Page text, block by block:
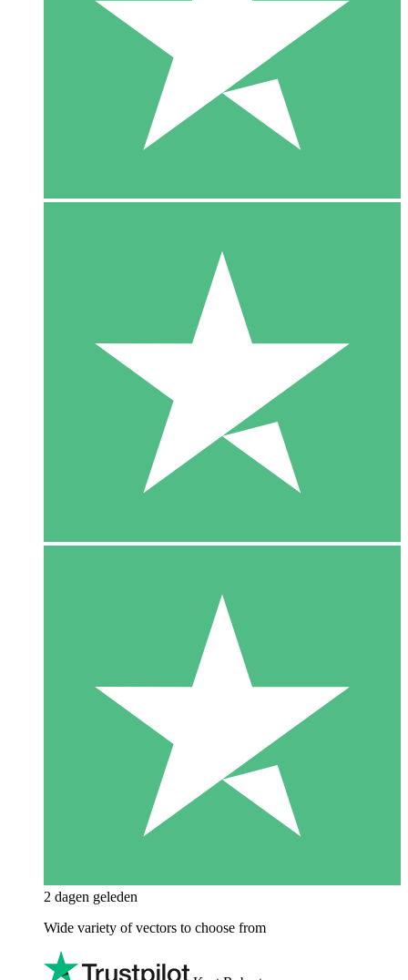
2 dagen geleden
Wide variety of vectors to choose from